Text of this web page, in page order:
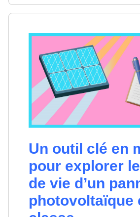
Un outil clé en
pour explorer
de vie d’un
photovoltaïque